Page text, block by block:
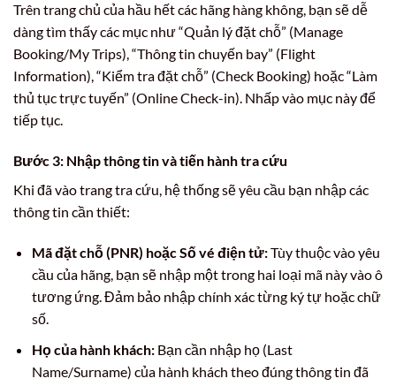
Trên trang chủ của hầu hết các hãng hàng không, bạn sẽ dễ
dàng tìm thấy các mục như “Quản lý đặt chỗ” (Manage
Booking/My Trips), “Thông tin chuyến bay” (Flight
Information), “Kiểm tra đặt chỗ” (Check Booking) hoặc “Làm
thủ tục trực tuyến” (Online Check-in). Nhấp vào mục này để
tiếp tục.
Bước 3: Nhập thông tin và tiến hành tra cứu
Khi đã vào trang tra cứu, hệ thống sẽ yêu cầu bạn nhập các
thông tin cần thiết:
Mã đặt chỗ (PNR) hoặc Số vé điện tử:Tùy thuộc vào yêu
cầu của hãng, bạn sẽ nhập một trong hai loại mã này vào ô
tương ứng. Đảm bảo nhập chính xác từng ký tự hoặc chữ
số.
Họ của hành khách:Bạn cần nhập họ (Last
Name/Surname) của hành khách theo đúng thông tin đã